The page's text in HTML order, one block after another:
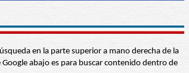
en la parte superior a mano derecha de la
abajo es para buscar contenido dentro de